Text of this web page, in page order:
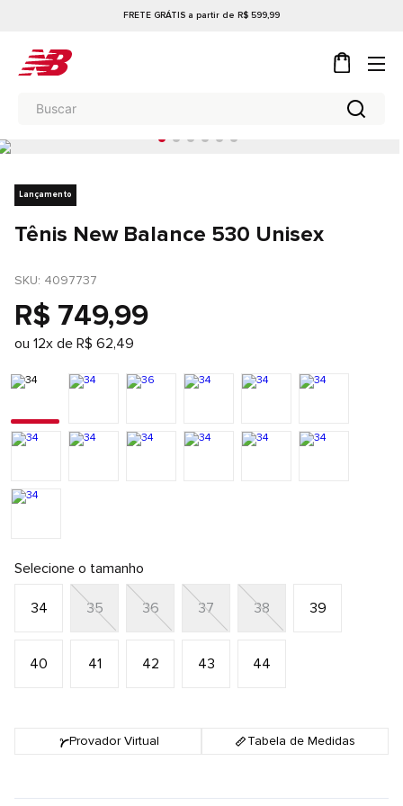
FRETE GRÁTIS a partir de R$ 599,99
Lançamento
Tênis New Balance 530 Unisex
SKU: 4097737
R$ 749,99
ou 12x de R$ 62,49
Selecione o tamanho
34 35 36 37 38 39
40 41 42 43 44
Provador Virtual Tabela de Medidas